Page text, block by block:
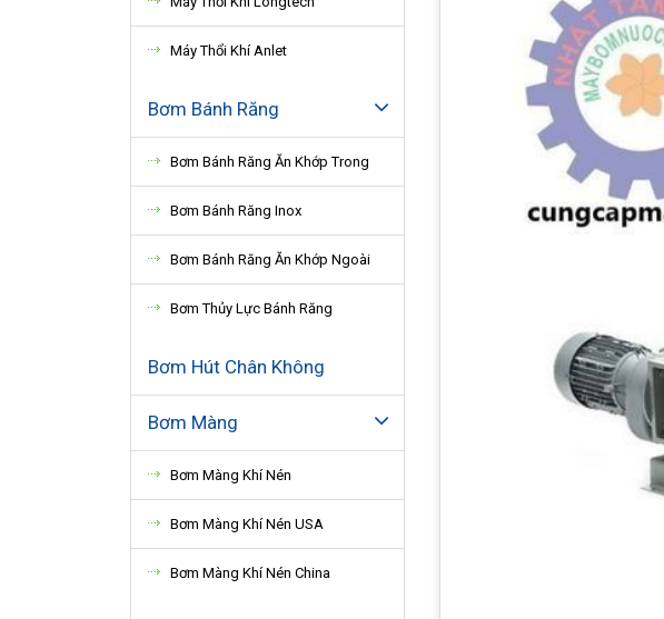
Máy Thổi Khí Anlet
Bơm Bánh Răng
Bơm Bánh Răng Ăn Khớp Trong
Bơm Bánh Răng Inox
Bơm Bánh Răng Ăn Khớp Ngoài
Bơm Thủy Lực Bánh Răng
Bơm Hút Chân Không
Bơm Màng
Bơm Màng Khí Nén
Bơm Màng Khí Nén USA
Bơm Màng Khí Nén China